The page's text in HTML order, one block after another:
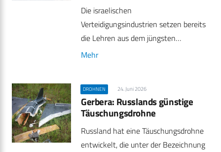
Die israelischen
Verteidigungsindustrien setzen bereits
die Lehren aus dem jüngsten…
Mehr
DROHNEN 24. Juni 2026
Gerbera: Russlands günstige
Täuschungsdrohne
Russland hat eine Täuschungsdrohne
entwickelt, die unter der Bezeichnung